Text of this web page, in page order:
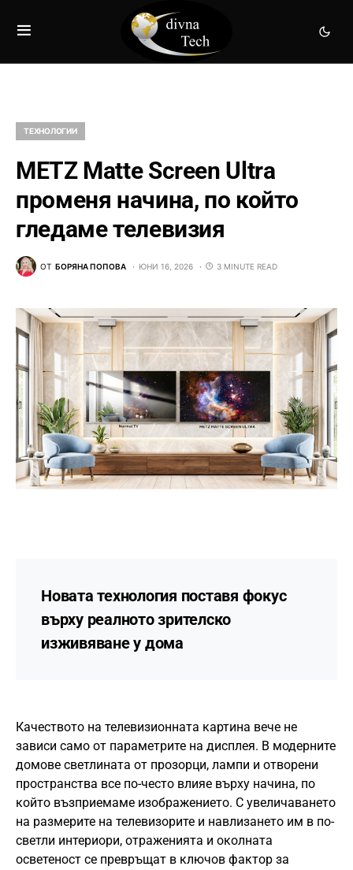
ТЕХНОЛОГИИ
METZ Matte Screen Ultra
променя начина, по който
гледаме телевизия
ОТ БОРЯНА ПОПОВА ЮНИ 16, 2026 3 MINUTE READ
Новата технология поставя фокус
върху реалното зрителско
изживяване у дома
Качеството на телевизионната картина вече не
зависи само от параметрите на дисплея. В модерните
домове светлината от прозорци, лампи и отворени
пространства все по-често влияе върху начина, по
който възприемаме изображението. С увеличаването
на размерите на телевизорите и навлизането им в по-
светли интериори, отраженията и околната
осветеност се превръщат в ключов фактор за